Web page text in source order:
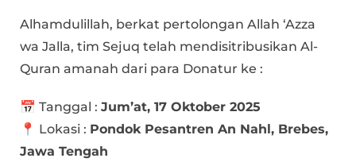
Alhamdulillah, berkat pertolongan Allah ‘Azza
wa Jalla, tim Sejuq telah mendisitribusikan Al-
Quran amanah dari para Donatur ke :
📅 Tanggal : Jum’at, 17 Oktober 2025
📍 Lokasi : Pondok Pesantren An Nahl, Brebes,
Jawa Tengah